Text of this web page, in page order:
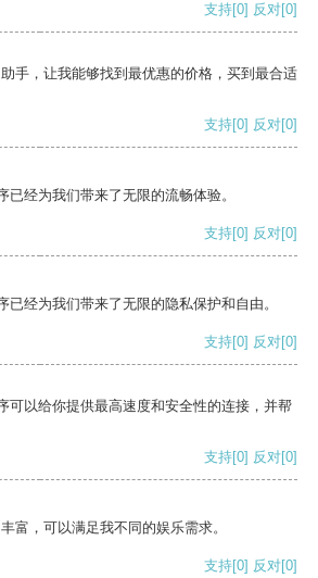
支持[0] 反对[0]
手，让我能够找到最优惠的价格，买到最合适
支持[0] 反对[0]
经为我们带来了无限的流畅体验。
支持[0] 反对[0]
已经为我们带来了无限的隐私保护和自由。
支持[0] 反对[0]
可以给你提供最高速度和安全性的连接，并帮
支持[0] 反对[0]
富，可以满足我不同的娱乐需求。
支持[0] 反对[0]